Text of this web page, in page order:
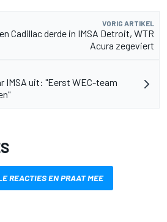
VORIG ARTIKEL
Cadillac derde in IMSA Detroit, WTR
Acura zegeviert
IMSA uit: "Eerst WEC-team
REACTIES EN PRAAT MEE